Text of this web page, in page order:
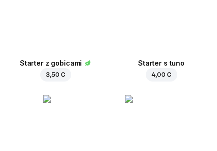
Starter z gobicami
3,50 €
Starter s tuno
4,00 €